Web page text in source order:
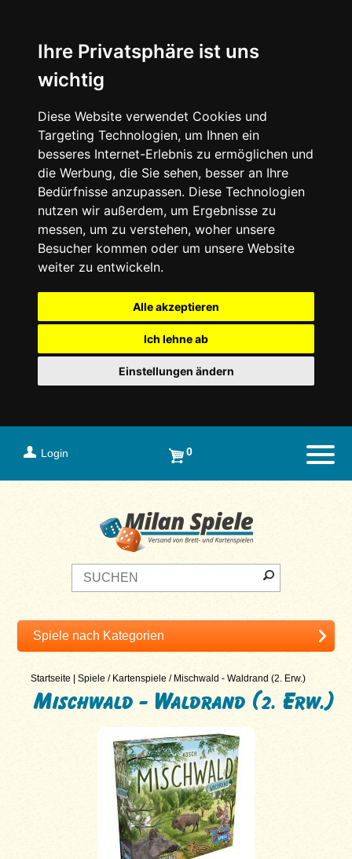
Ihre Privatsphäre ist uns
wichtig
Diese Website verwendet Cookies und
Targeting Technologien, um Ihnen ein
besseres Internet-Erlebnis zu ermöglichen und
die Werbung, die Sie sehen, besser an Ihre
Bedürfnisse anzupassen. Diese Technologien
nutzen wir außerdem, um Ergebnisse zu
messen, um zu verstehen, woher unsere
Besucher kommen oder um unsere Website
weiter zu entwickeln.
Alle akzeptieren
Ich lehne ab
Einstellungen ändern
Login 0
Startseite |Spiele / Kartenspiele / Mischwald - Waldrand (2. Erw.)
Mischwald - Waldrand (2. Erw.)